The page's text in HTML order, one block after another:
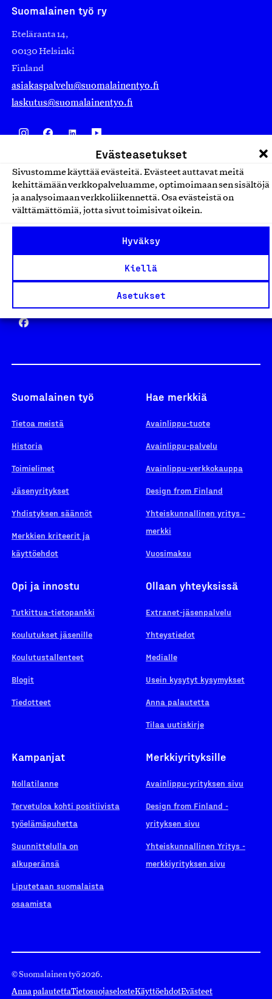
Evästeasetukset
Sivustomme käyttää evästeitä. Evästeet auttavat meitä
kehittämään verkkopalveluamme, optimoimaan sen sisältöjä
ja analysoimaan verkkoliikennettä. Osa evästeistä on
välttämättömiä, jotta sivut toimisivat oikein.
Hyväksy
Kiellä
Asetukset
Suomalainen työ ry
Eteläranta 14,
00130 Helsinki
Finland
asiakaspalvelu@suomalainentyo.fi
laskutus@suomalainentyo.fi
Avainlippu
Yhteiskunnallinen Yritys -merkki
Suomalainen työ
Tietoa meistä
Historia
Toimielimet
Jäsenyritykset
Yhdistyksen säännöt
Merkkien kriteerit ja
käyttöehdot
Hae merkkiä
Avainlippu-tuote
Avainlippu-palvelu
Avainlippu-verkkokauppa
Design from Finland
Yhteiskunnallinen yritys -
merkki
Vuosimaksu
Opi ja innostu
Tutkittua-tietopankki
Koulutukset jäsenille
Koulutustallenteet
Blogit
Tiedotteet
Ollaan yhteyksissä
Extranet-jäsenpalvelu
Yhteystiedot
Medialle
Usein kysytyt kysymykset
Anna palautetta
Tilaa uutiskirje
Kampanjat
Nollatilanne
Tervetuloa kohti positiivista
työelämäpuhetta
Suunnittelulla on
alkuperänsä
Liputetaan suomalaista
osaamista
Merkkiyrityksille
Avainlippu-yrityksen sivu
Design from Finland -
yrityksen sivu
Yhteiskunnallinen Yritys -
merkkiyrityksen sivu
© Suomalainen työ 2026.
Anna palautettaTietosuojaselosteKäyttöehdotEvästeet